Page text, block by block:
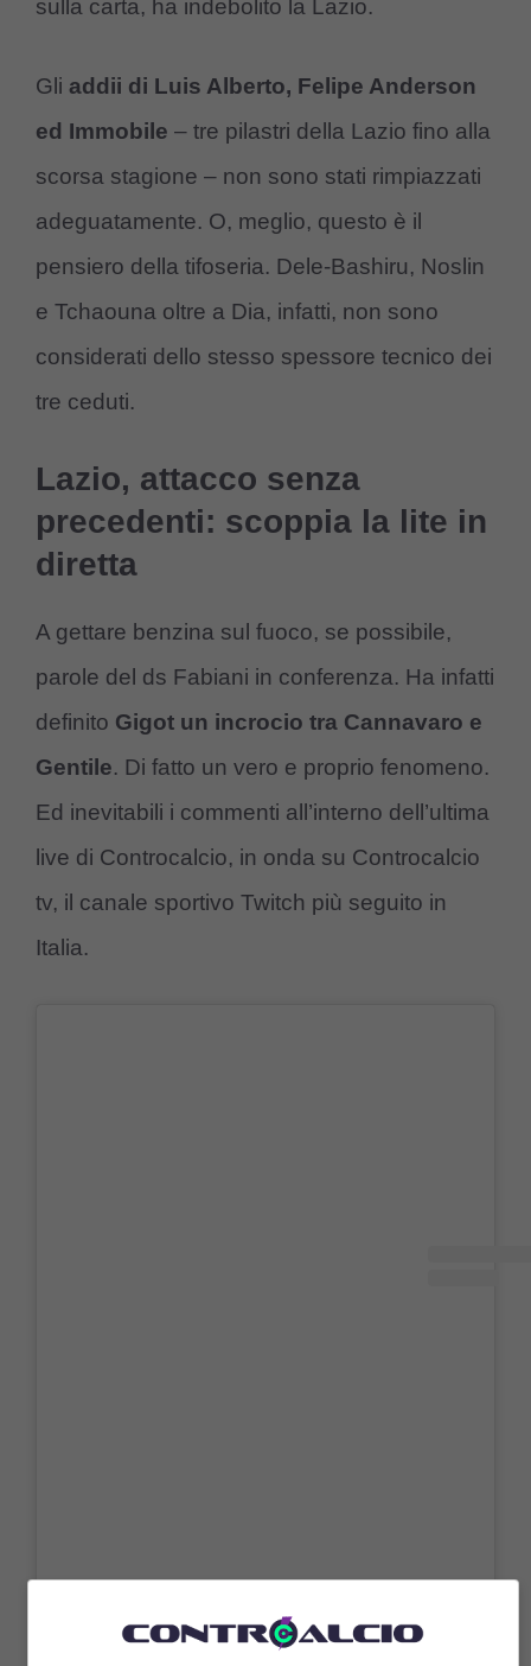
sulla carta, ha indebolito la Lazio.
Gli addii di Luis Alberto, Felipe Anderson
ed Immobile – tre pilastri della Lazio fino alla
scorsa stagione – non sono stati rimpiazzati
adeguatamente. O, meglio, questo è il
pensiero della tifoseria. Dele-Bashiru, Noslin
e Tchaouna oltre a Dia, infatti, non sono
considerati dello stesso spessore tecnico dei
tre ceduti.
Lazio, attacco senza
precedenti: scoppia la lite in
diretta
A gettare benzina sul fuoco, se possibile,
parole del ds Fabiani in conferenza. Ha infatti
definito Gigot un incrocio tra Cannavaro e
Gentile. Di fatto un vero e proprio fenomeno.
Ed inevitabili i commenti all’interno dell’ultima
live di Controcalcio, in onda su Controcalcio
tv, il canale sportivo Twitch più seguito in
Italia.